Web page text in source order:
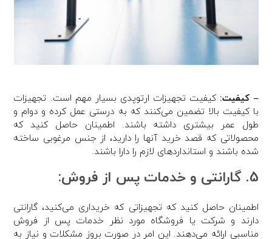
– کیفیت: کیفیت تجهیزات ارتوپدی بسیار مهم است. تجهیزات
با کیفیت بالا تضمین می‌کنند که به درستی عمل کرده و دوام و
طول عمر بیشتری داشته باشند. اطمینان حاصل کنید که
محصولاتی که قصد خرید آنها را دارید، از جنس مرغوبی ساخته
شده باشند و استانداردهای لازم را دارا باشند.
5. گارانتی و خدمات پس از فروش:
اطمینان حاصل کنید که تجهیزاتی که خریداری می‌کنید، گارانتی
دارند و شرکت یا فروشگاه مورد نظر خدمات پس از فروش
مناسبی ارائه می‌دهند. این امر در صورت بروز مشکلات و نیاز به